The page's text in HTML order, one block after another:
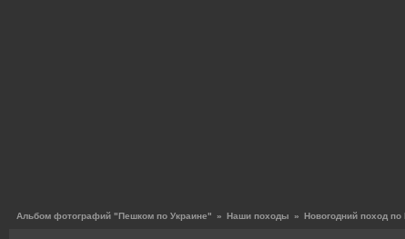
Альбом фотографий "Пешком по Украине" » Наши походы » Новогодний поход по